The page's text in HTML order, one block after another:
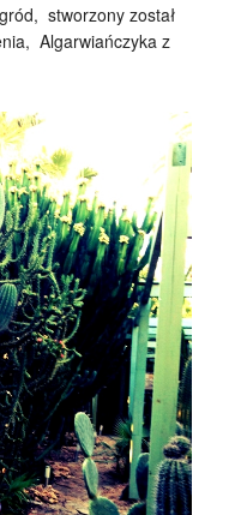
stworzony został
Algarwiańczyka z